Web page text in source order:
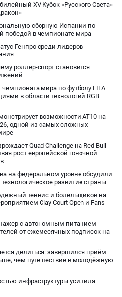
XV Кубок «Русского Света»
сборную Испании по
победой в чемпионате мира
Генпро среди лидеров
роллер-спорт становится
чемпионата мира по футболу FIFA
в области технологий RGB
возможности AT10 на
одной из самых сложных
Quad Challenge на Red Bull
рост европейской гоночной
на федеральном уровне обсудили
развитие страны
теннис и болельщиков на
Clay Court Open и Fans
с автономным питанием
от ежемесячных подписок на
делиться: завершился приём
чем путешествие в молодёжную
инфраструктуры усилила